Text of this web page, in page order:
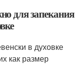
для запекания
в духовке
как размер